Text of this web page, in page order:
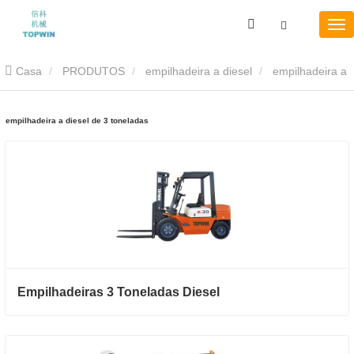
Casa PRODUTOS empilhadeira a diesel
empilhadeira a diesel de 3 toneladas
Empilhadeiras 3 Toneladas Diesel